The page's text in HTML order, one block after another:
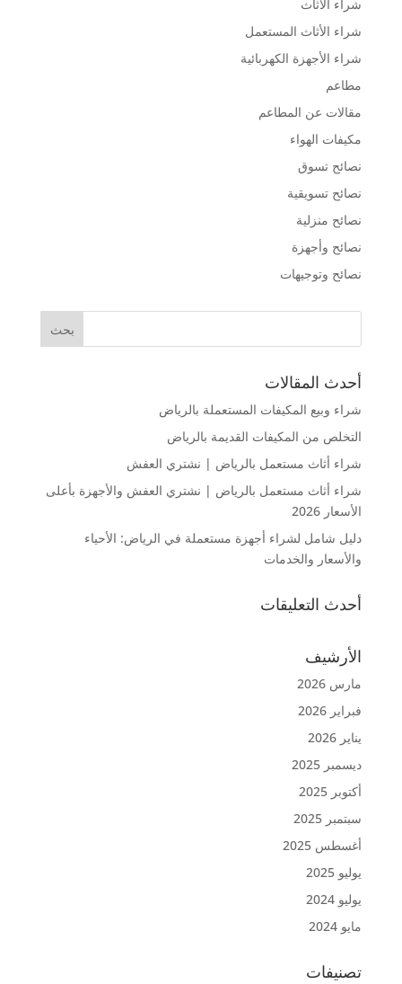
شراء الأثاث
شراء الأثاث المستعمل
شراء الأجهزة الكهربائية
مطاعم
مقالات عن المطاعم
مكيفات الهواء
نصائح تسوق
نصائح تسويقية
نصائح منزلية
نصائح وأجهزة
نصائح وتوجيهات
أحدث المقالات
شراء وبيع المكيفات المستعملة بالرياض
التخلص من المكيفات القديمة بالرياض
شراء أثاث مستعمل بالرياض | نشتري العفش
شراء أثاث مستعمل بالرياض | نشتري العفش والأجهزة بأعلى
الأسعار 2026
دليل شامل لشراء أجهزة مستعملة في الرياض: الأحياء
والأسعار والخدمات
أحدث التعليقات
الأرشيف
مارس 2026
فبراير 2026
يناير 2026
ديسمبر 2025
أكتوبر 2025
سبتمبر 2025
أغسطس 2025
يوليو 2025
يوليو 2024
مايو 2024
تصنيفات